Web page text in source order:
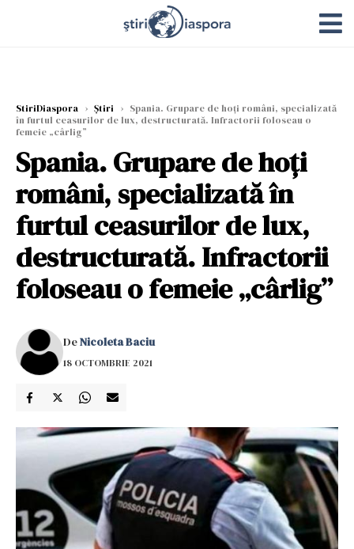
StiriDiaspora › Știri › Spania. Grupare de hoți români, specializată
în furtul ceasurilor de lux, destructurată. Infractorii foloseau o
femeie „cârlig”
Spania. Grupare de hoți
români, specializată în
furtul ceasurilor de lux,
destructurată. Infractorii
foloseau o femeie „cârlig”
DeNicoleta Baciu
18 OCTOMBRIE 2021